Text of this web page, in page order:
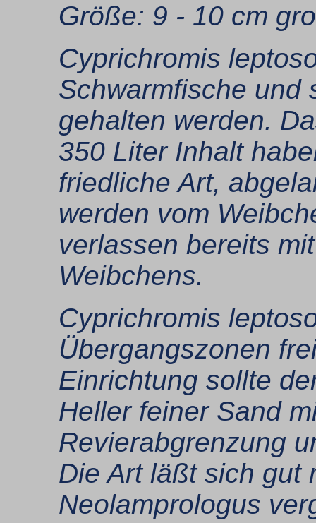
Größe: 9 - 10 cm
Cyprichromis
Schwarmfische und
gehalten werden.
350 Liter Inhalt
friedliche Art,
werden vom
verlassen bereits
Weibchens.
Cyprichromis
Übergangszonen
Einrichtung sollte
Heller feiner Sand
Revierabgrenzung
Die Art läßt sich gut
Neolamprologus